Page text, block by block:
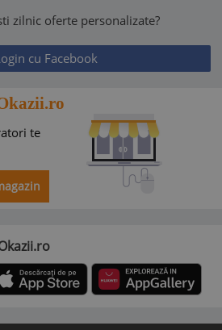
zilnic oferte personalizate?
cu Facebook
te